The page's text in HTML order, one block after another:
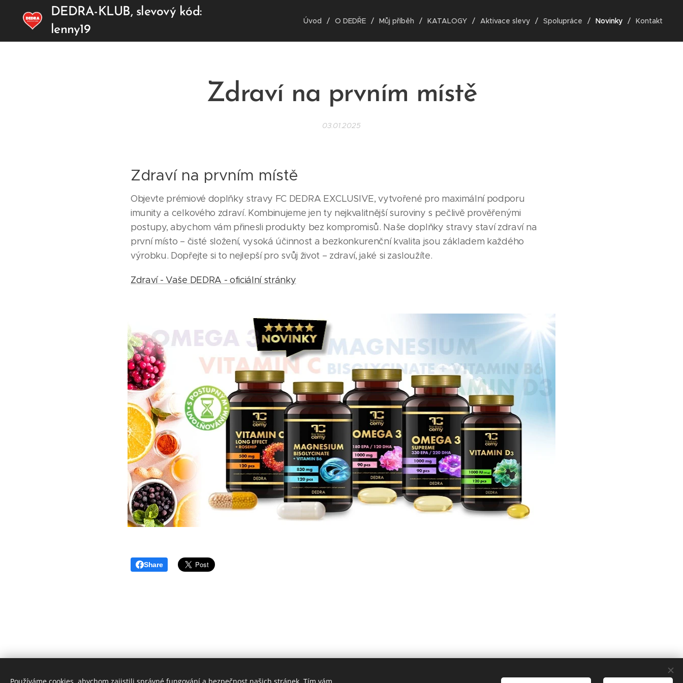
DEDRA-KLUB, slevový kód:
lenny19
Úvod O DEDŘE Můj příběh KATALOGY Aktivace slevy Spolupráce Novinky Kontakt
Zdraví na prvním místě
03.01.2025
Zdraví na prvním místě ❤️
Objevte prémiové doplňky stravy FC DEDRA EXCLUSIVE, vytvořené pro maximální podporu
imunity a celkového zdraví. Kombinujeme jen ty nejkvalitnější suroviny s pečlivě prověřenými
postupy, abychom vám přinesli produkty bez kompromisů. Naše doplňky stravy staví zdraví na
první místo – čisté složení, vysoká účinnost a bezkonkurenční kvalita jsou základem každého
výrobku. Dopřejte si to nejlepší pro svůj život – zdraví, jaké si zasloužíte.
Zdraví - Vaše DEDRA - oficiální stránky
Share